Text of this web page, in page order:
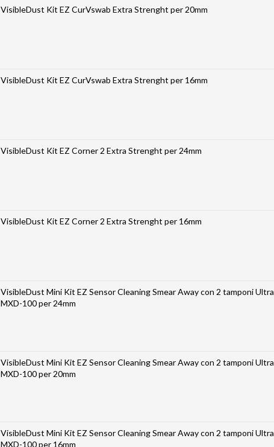
VisibleDust Kit EZ CurVswab Extra Strenght per 20mm
VisibleDust Kit EZ CurVswab Extra Strenght per 16mm
VisibleDust Kit EZ Corner 2 Extra Strenght per 24mm
VisibleDust Kit EZ Corner 2 Extra Strenght per 16mm
VisibleDust Mini Kit EZ Sensor Cleaning Smear Away con 2 tamponi Ultra
MXD-100 per 24mm
VisibleDust Mini Kit EZ Sensor Cleaning Smear Away con 2 tamponi Ultra
MXD-100 per 20mm
VisibleDust Mini Kit EZ Sensor Cleaning Smear Away con 2 tamponi Ultra
MXD-100 per 16mm